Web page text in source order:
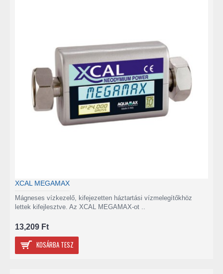
XCAL MEGAMAX
Mágneses vízkezelő, kifejezetten háztartási vízmelegítőkhöz
lettek kifejlesztve. Az XCAL MEGAMAX-ot ..
13,209 Ft
KOSÁRBA TESZ